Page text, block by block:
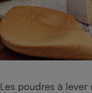
Les poudres à